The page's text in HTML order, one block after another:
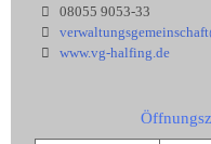
08055 9053-33
www.vg-halfing.de